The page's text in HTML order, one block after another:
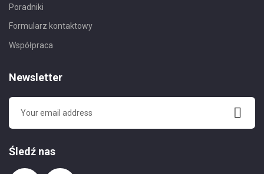
Poradniki
Formularz kontaktowy
Współpraca
Newsletter
Śledź nas